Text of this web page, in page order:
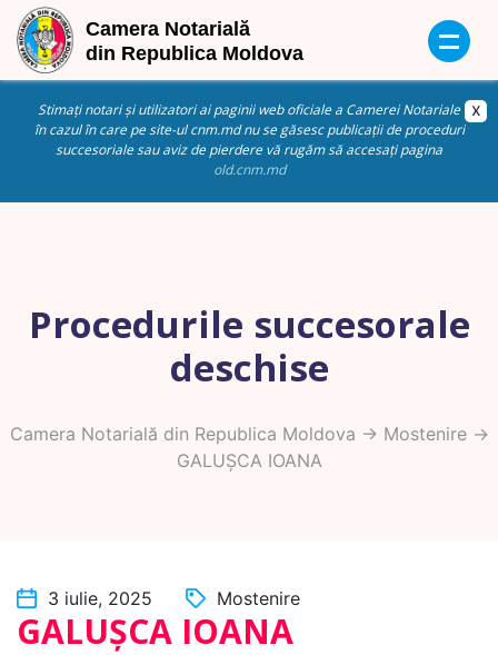
Stimați notari și utilizatori ai paginii web oficiale a Camerei Notariale
în cazul în care pe site-ul cnm.md nu se găsesc publicații de proceduri
succesoriale sau aviz de pierdere vă rugăm să accesați pagina
old.cnm.md
Procedurile succesorale
deschise
Camera Notarială din Republica Moldova -> Mostenire->
GALUȘCA IOANA
3 iulie, 2025 Mostenire
GALUȘCA IOANA